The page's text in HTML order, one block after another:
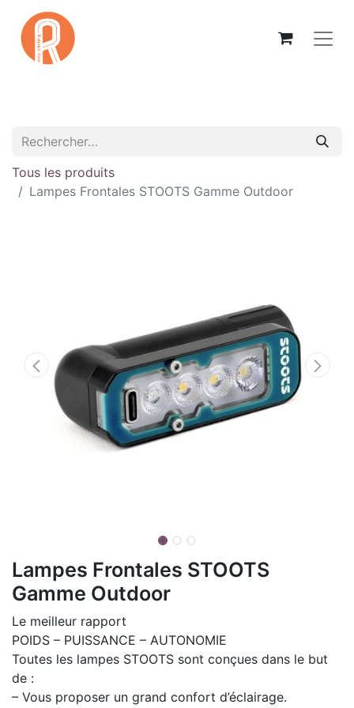
Tous les produits
Lampes Frontales STOOTS Gamme Outdoor
Lampes Frontales STOOTS
Gamme Outdoor
Le meilleur rapport
POIDS – PUISSANCE – AUTONOMIE
Toutes les lampes STOOTS sont conçues dans le but
de :
– Vous proposer un grand confort d’éclairage.